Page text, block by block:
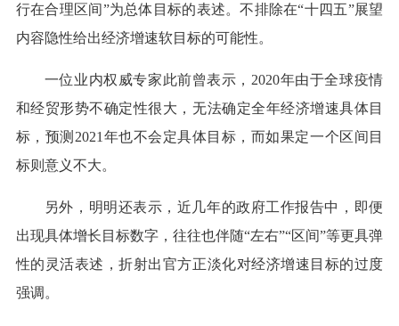
行在合理区间”为总体目标的表述。不排除在“十四五”展望
内容隐性给出经济增速软目标的可能性。
一位业内权威专家此前曾表示，2020年由于全球疫情
和经贸形势不确定性很大，无法确定全年经济增速具体目
标，预测2021年也不会定具体目标，而如果定一个区间目
标则意义不大。
另外，明明还表示，近几年的政府工作报告中，即便
出现具体增长目标数字，往往也伴随“左右”“区间”等更具弹
性的灵活表述，折射出官方正淡化对经济增速目标的过度
强调。